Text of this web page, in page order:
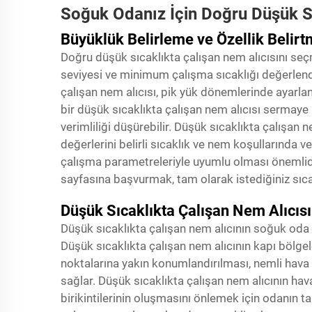
Soğuk Odanız İçin Doğru Düşük
Büyüklük Belirleme ve Özellik
Doğru düşük sıcaklıkta çalışan nem alıcısını
seviyesi ve minimum çalışma sıcaklığı
çalışan nem alıcısı, pik yük dönemlerinde
bir düşük sıcaklıkta çalışan nem alıcısı
verimliliği düşürebilir. Düşük sıcaklıkta çalışan
değerlerini belirli sıcaklık ve nem koşullarında
çalışma parametreleriyle uyumlu olması
sayfasına başvurmak, tam olarak istediğiniz
Düşük Sıcaklıkta Çalışan Nem
Düşük sıcaklıkta çalışan nem alıcının soğuk
Düşük sıcaklıkta çalışan nem alıcının kapı
noktalarına yakın konumlandırılması, nemli
sağlar. Düşük sıcaklıkta çalışan nem alıcının
birikintilerinin oluşmasını önlemek için odanın